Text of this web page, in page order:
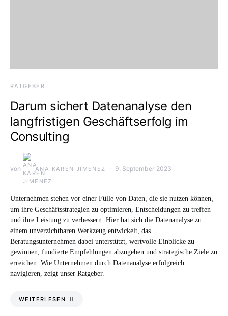
RATGEBER
Darum sichert Datenanalyse den
langfristigen Geschäftserfolg im
Consulting
von ANA KAREN JIMENEZ 9. September 2023
Unternehmen stehen vor einer Fülle von Daten, die sie nutzen können,
um ihre Geschäftsstrategien zu optimieren, Entscheidungen zu treffen
und ihre Leistung zu verbessern. Hier hat sich die Datenanalyse zu
einem unverzichtbaren Werkzeug entwickelt, das
Beratungsunternehmen dabei unterstützt, wertvolle Einblicke zu
gewinnen, fundierte Empfehlungen abzugeben und strategische Ziele zu
erreichen. Wie Unternehmen durch Datenanalyse erfolgreich
navigieren, zeigt unser Ratgeber.
WEITERLESEN